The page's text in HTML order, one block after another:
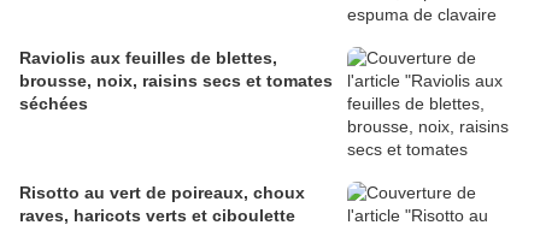
Raviolis aux feuilles de blettes,
brousse, noix, raisins secs et tomates
séchées
Risotto au vert de poireaux, choux
raves, haricots verts et ciboulette